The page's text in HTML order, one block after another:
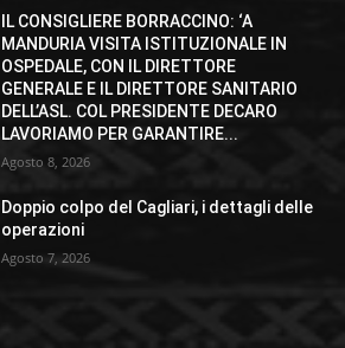
IL CONSIGLIERE BORRACCINO: ‘A
MANDURIA VISITA ISTITUZIONALE IN
OSPEDALE, CON IL DIRETTORE
GENERALE E IL DIRETTORE SANITARIO
DELL’ASL. COL PRESIDENTE DECARO
LAVORIAMO PER GARANTIRE...
Agosto 8, 2026
Doppio colpo del Cagliari, i dettagli delle
operazioni
Agosto 7, 2026